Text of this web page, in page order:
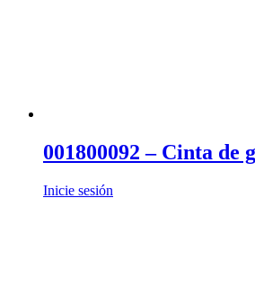
001800092 – Cinta de
Inicie sesión